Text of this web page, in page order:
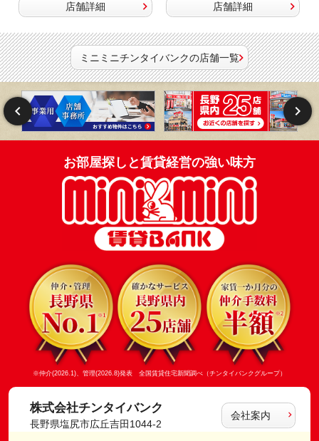
店舗詳細
店舗詳細
ミニミニチンタイバンクの店舗一覧
お部屋探しと賃貸経営の強い味方
※仲介(2026.1)、管理(2026.8)発表 全国賃貸住宅新聞調べ（チンタイバンクグループ）
株式会社チンタイバンク
長野県塩尻市広丘吉田1044-2
会社案内